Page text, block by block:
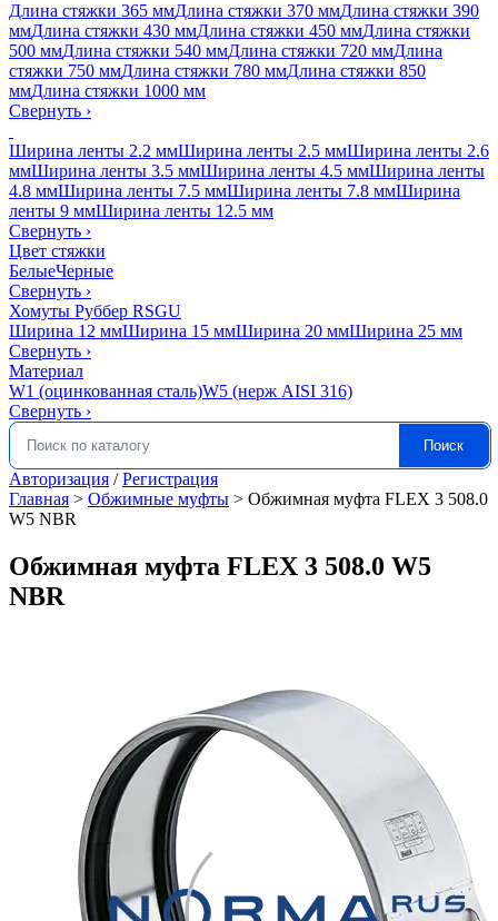
Длина стяжки 365 ммДлина стяжки 370 ммДлина стяжки 390
ммДлина стяжки 430 ммДлина стяжки 450 ммДлина стяжки
500 ммДлина стяжки 540 ммДлина стяжки 720 ммДлина
стяжки 750 ммДлина стяжки 780 ммДлина стяжки 850
ммДлина стяжки 1000 мм
Свернуть ›
Ширина ленты 2.2 ммШирина ленты 2.5 ммШирина ленты 2.6
ммШирина ленты 3.5 ммШирина ленты 4.5 ммШирина ленты
4.8 ммШирина ленты 7.5 ммШирина ленты 7.8 ммШирина
ленты 9 ммШирина ленты 12.5 мм
Свернуть ›
Цвет стяжки
БелыеЧерные
Свернуть ›
Хомуты Руббер RSGU
Ширина 12 ммШирина 15 ммШирина 20 ммШирина 25 мм
Свернуть ›
Материал
W1 (оцинкованная сталь)W5 (нерж AISI 316)
Свернуть ›
Искать: Поиск
Авторизация /Регистрация
Главная > Обжимные муфты > Обжимная муфта FLEX 3 508.0
W5 NBR
Обжимная муфта FLEX 3 508.0 W5
NBR